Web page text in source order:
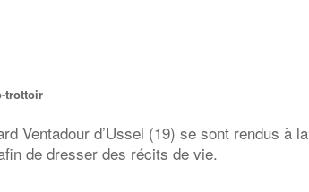
trottoir
Ventadour d’Ussel (19) se sont rendus à la
de dresser des récits de vie.